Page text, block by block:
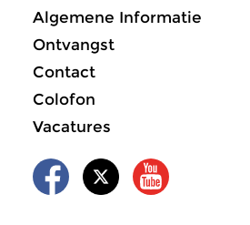
Algemene Informatie
Ontvangst
Contact
Colofon
Vacatures